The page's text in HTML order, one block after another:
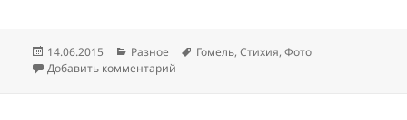
Опубликовано
14.06.2015 Рубрики
Разное Метки
Гомель,Стихия,Фото
Добавить комментарий